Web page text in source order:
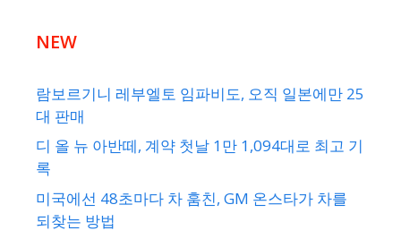
NEW
람보르기니 레부엘토 임파비도, 오직 일본에만 25
대 판매
디 올 뉴 아반떼, 계약 첫날 1만 1,094대로 최고 기
록
미국에선 48초마다 차 훔친, GM 온스타가 차를
되찾는 방법